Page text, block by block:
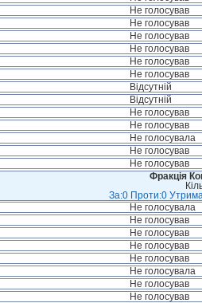
Не голосував
Не голосував
Не голосував
Не голосував
Не голосував
Не голосував
Відсутній
Відсутній
Не голосував
Не голосував
Не голосувала
Не голосував
Не голосував
Фракція
За:0 Проти:0
Не голосувала
Не голосував
Не голосував
Не голосував
Не голосував
Не голосувала
Не голосував
Не голосував